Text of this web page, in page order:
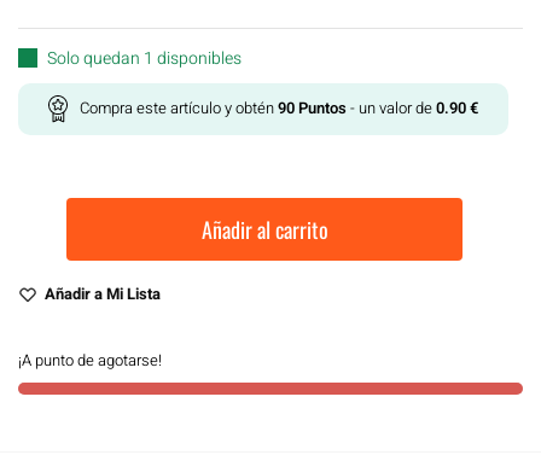
Solo quedan 1 disponibles
Compra este artículo y obtén90Puntos - un valor de0.90€
Añadir al carrito
Añadir a Mi Lista
¡A punto de agotarse!